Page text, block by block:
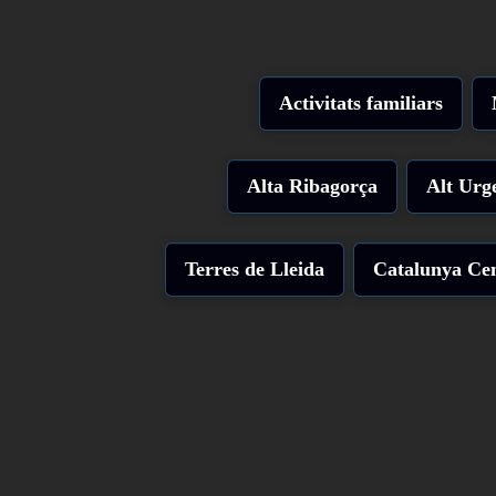
Activitats familiars
Alta Ribagorça Alt
Terres de Lleida Catalunya